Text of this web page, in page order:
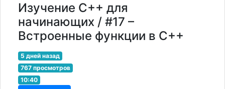
Изучение C++ для
начинающих / #17 –
Встроенные функции в C++
5 дней назад
767 просмотров
10:40